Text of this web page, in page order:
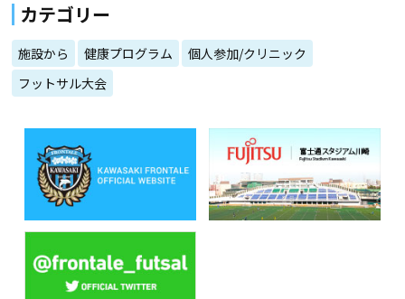
カテゴリー
施設から 健康プログラム
個人参加/クリニック
フットサル大会